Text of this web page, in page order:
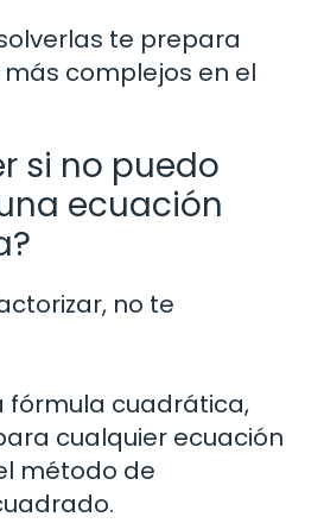
te prepara
complejos en el
si no puedo
ecuación
no te
fórmula cuadrática,
cualquier ecuación
método de